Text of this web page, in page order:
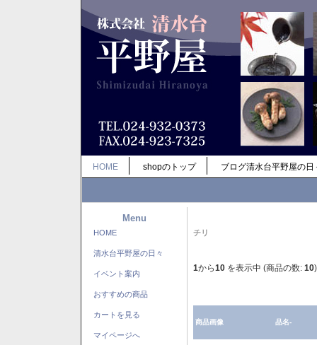
HOME shopのトップ ブログ清水台平野屋の日
Menu
HOME
清水台平野屋の日々
イベント案内
おすすめの商品
カートを見る
マイページへ
チリ
1から10 を表示中 (商品の数: 10)
商品画像 品名-